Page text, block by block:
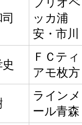
ッカ浦
安・市川
ＦＣティ
アモ枚方
ラインメ
ール青森